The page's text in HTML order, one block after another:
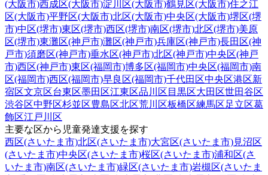
(大阪市)西成区(大阪市)淀川区(大阪市)鶴見区(大阪市)住之江
区(大阪市)平野区(大阪市)北区(大阪市)中央区(大阪市)堺区(堺
市)中区(堺市)東区(堺市)西区(堺市)南区(堺市)北区(堺市)美原
区(堺市)東灘区(神戸市)灘区(神戸市)兵庫区(神戸市)長田区(神
戸市)須磨区(神戸市)垂水区(神戸市)北区(神戸市)中央区(神戸
市)西区(神戸市)東区(福岡市)博多区(福岡市)中央区(福岡市)南
区(福岡市)西区(福岡市)早良区(福岡市)千代田区中央区港区新
宿区文京区台東区墨田区江東区品川区 目黒区大田区世田谷区
渋谷区中野区杉並区豊島区北区荒川区板橋区練馬区足立区葛
飾区江戸川区
主要な区から児童発達支援を探す
西区(さいたま市)北区(さいたま市)大宮区(さいたま市)見沼区
(さいたま市)中央区(さいたま市)桜区(さいたま市)浦和区(さ
いたま市)南区(さいたま市)緑区(さいたま市)岩槻区(さいたま